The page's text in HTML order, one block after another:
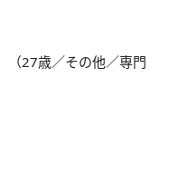
（27歳／その他／専門